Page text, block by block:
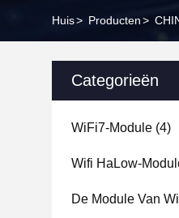
Huis> Producten>
Categorieën
WiFi7-Module (4)
Wifi HaLow-
De Module Van